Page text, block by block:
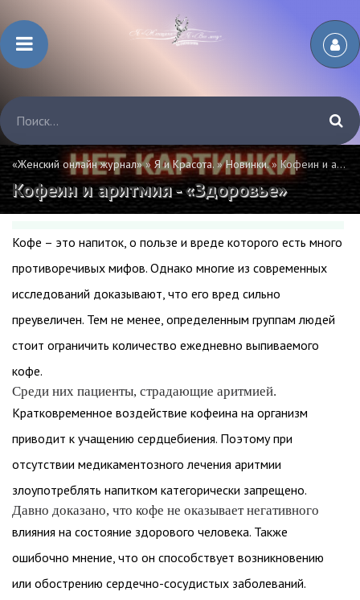
«Женский онлайн журнал»»Я и Красота. »Новинки.» Кофеин и аритмия - «Здоровье»
Кофеин и аритмия - «Здоровье»
Кофе – это напиток, о пользе и вреде которого есть много
противоречивых мифов. Однако многие из современных
исследований доказывают, что его вред сильно
преувеличен. Тем не менее, определенным группам людей
стоит ограничить количество ежедневно выпиваемого
кофе.
Среди них пациенты, страдающие аритмией.
Кратковременное воздействие кофеина на организм
приводит к учащению сердцебиения. Поэтому при
отсутствии медикаментозного лечения аритмии
злоупотреблять напитком категорически запрещено.
Давно доказано, что кофе не оказывает негативного
влияния на состояние здорового человека. Также
ошибочно мнение, что он способствует возникновению
или обострению сердечно-сосудистых заболеваний.